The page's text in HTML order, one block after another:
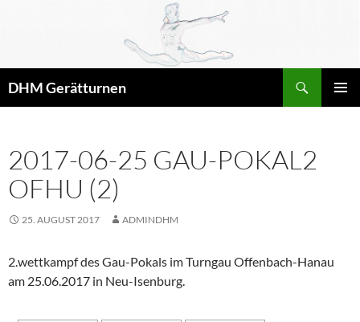
DHM Gerätturnen
2017-06-25 GAU-POKAL2
OFHU (2)
25. AUGUST 2017 ADMINDHM
2.wettkampf des Gau-Pokals im Turngau Offenbach-Hanau
am 25.06.2017 in Neu-Isenburg.